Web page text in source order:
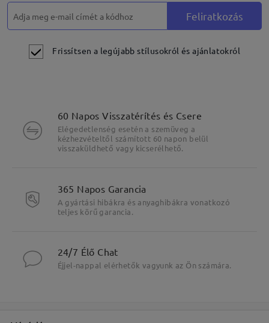
Feliratkozás
Frissítsen a legújabb stílusokról és ajánlatokról
60 Napos Visszatérítés és Csere
Elégedetlenség esetén a szemüveg a
kézhezvételtől számított 60 napon belül
visszaküldhető vagy kicserélhető.
365 Napos Garancia
A gyártási hibákra és anyaghibákra vonatkozó
teljes körű garancia.
24/7 Élő Chat
Éjjel-nappal elérhetők vagyunk az Ön számára.